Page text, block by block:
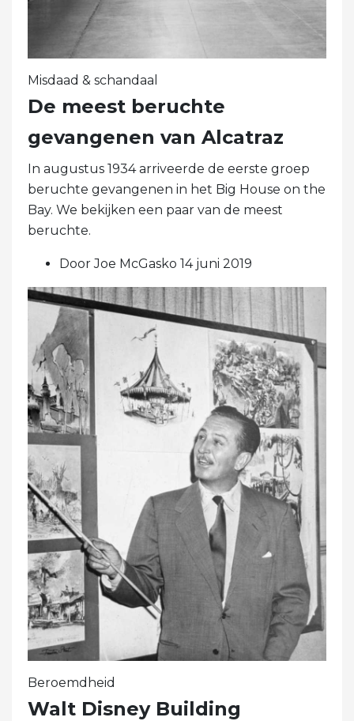
Misdaad & schandaal
De meest beruchte
gevangenen van Alcatraz
In augustus 1934 arriveerde de eerste groep
beruchte gevangenen in het Big House on the
Bay. We bekijken een paar van de meest
beruchte.
Door Joe McGasko 14 juni 2019
Beroemdheid
Walt Disney Building